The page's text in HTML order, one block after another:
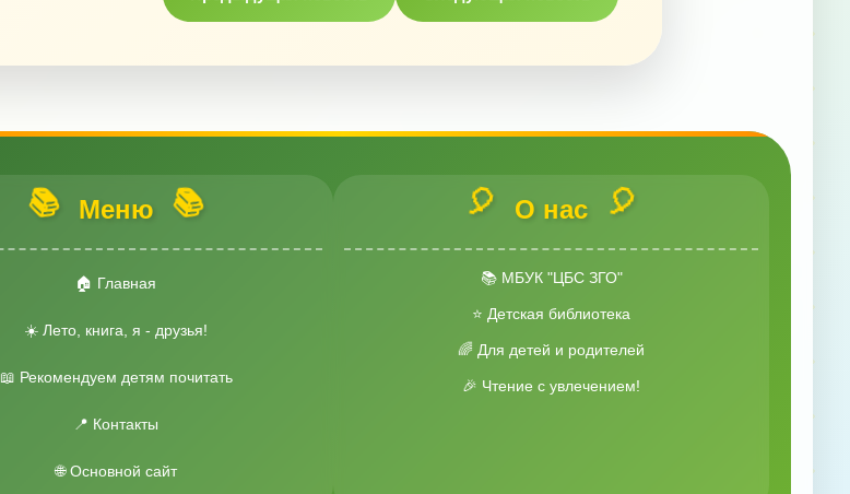
📚 Меню 📚
🏠 Главная
☀️ Лето, книга, я - друзья!
📖 Рекомендуем детям почитать
📍 Контакты
🌐 Основной сайт
🎈 О нас 🎈
📚 МБУК "ЦБС ЗГО"
⭐ Детская библиотека
🌈 Для детей и родителей
🎉 Чтение с увлечением!